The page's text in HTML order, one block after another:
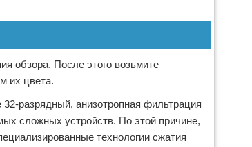
обзора. После этого возьмите
их цвета.
разрядный, анизотропная фильтрация
сложных устройств. По этой причине,
технологии сжатия